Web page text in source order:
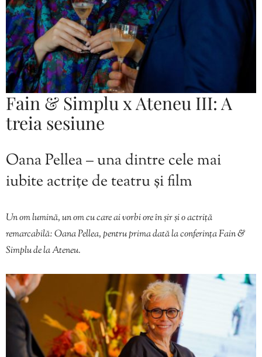
Fain & Simplu x Ateneu III: A
treia sesiune
Oana Pellea – una dintre cele mai
iubite actrițe de teatru și film
Un om lumină, un om cu care ai vorbi ore în șir și o actriță
remarcabilă: Oana Pellea, pentru prima dată la conferința Fain &
Simplu de la Ateneu.